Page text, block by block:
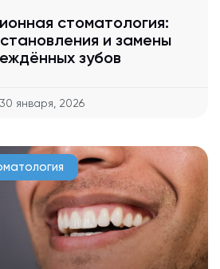
стоматология:
и замены
зубов
30 января, 2026